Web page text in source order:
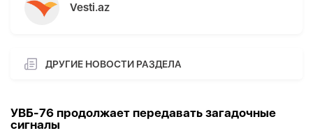
Vesti.az
ДРУГИЕ НОВОСТИ РАЗДЕЛА
УВБ-76 продолжает передавать загадочные
сигналы